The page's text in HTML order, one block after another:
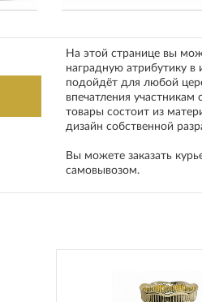
На этой странице вы
наградную атрибутику в
подойдёт для любой
впечатления участникам
товары состоит из
дизайн собственной
Вы можете заказать
самовывозом.